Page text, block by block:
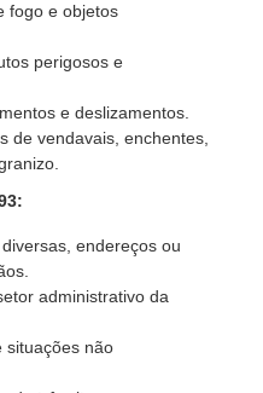
fogo e objetos
perigosos e
e deslizamentos.
de vendavais, enchentes,
endereços ou
administrativo da
situações não